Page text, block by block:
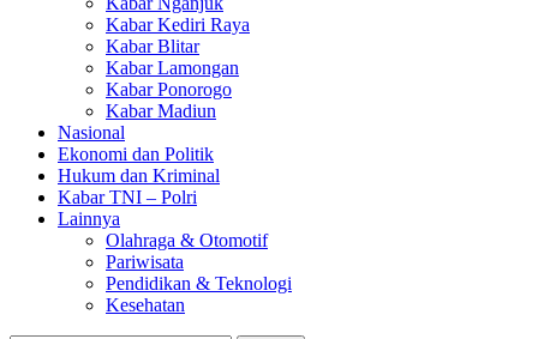
Kabar Kediri Raya
Kabar Blitar
Kabar Lamongan
Kabar Ponorogo
Kabar Madiun
Nasional
Ekonomi dan Politik
Hukum dan Kriminal
Kabar TNI – Polri
Lainnya
Olahraga & Otomotif
Pariwisata
Pendidikan & Teknologi
Kesehatan